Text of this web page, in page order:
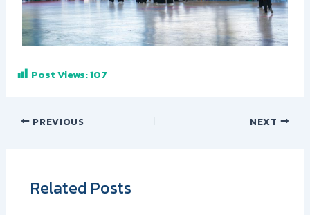
Post Views:107
PREVIOUS NEXT
Related Posts